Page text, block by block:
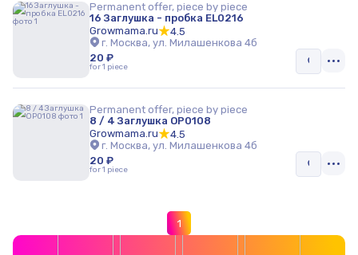
Permanent offer, piece by piece
16 Заглушка - пробка EL0216
Growmama.ru
4.5
г. Москва, ул. Милашенкова 4б
20 ₽
for 1 piece
Permanent offer, piece by piece
8 / 4 Заглушка OP0108
Growmama.ru
4.5
г. Москва, ул. Милашенкова 4б
20 ₽
for 1 piece
1